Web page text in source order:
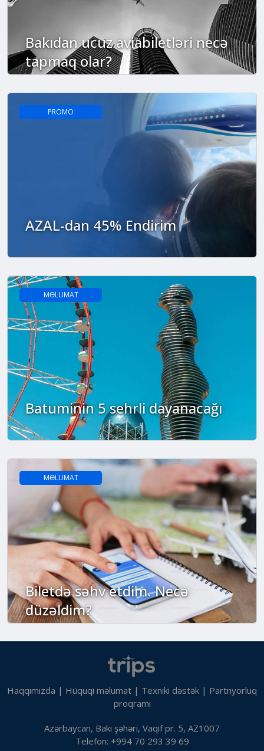
Bakıdan ucuz aviabiletləri necə
tapmaq olar?
PROMO
AZAL-dan 45% Endirim
MƏLUMAT
Batuminin 5 sehrli dayanacağı
MƏLUMAT
Biletdə səhv etdim. Necə
düzəldim?
Haqqımızda | Hüquqi məlumat | Texniki dəstək | Partnyorluq
proqramı
Azərbaycan, Bakı şəhəri, Vaqif pr. 5, AZ1007
Telefon: +994 70 293 39 69